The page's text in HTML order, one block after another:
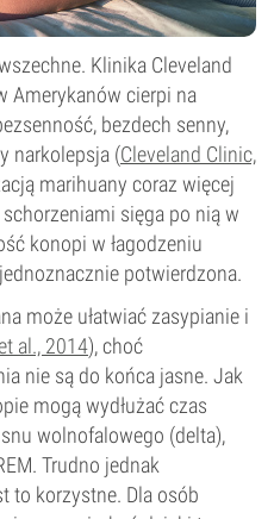
Klinika Cleveland
Amerykanów cierpi na
bezdech senny,
narkolepsja (Cleveland Clinic,
marihuany coraz więcej
sięga po nią w
konopi w łagodzeniu
potwierdzona.
może ułatwiać zasypianie i
al., 2014), choć
nie są do końca jasne. Jak
mogą wydłużać czas
wolnofalowego (delta),
Trudno jednak
to korzystne. Dla osób